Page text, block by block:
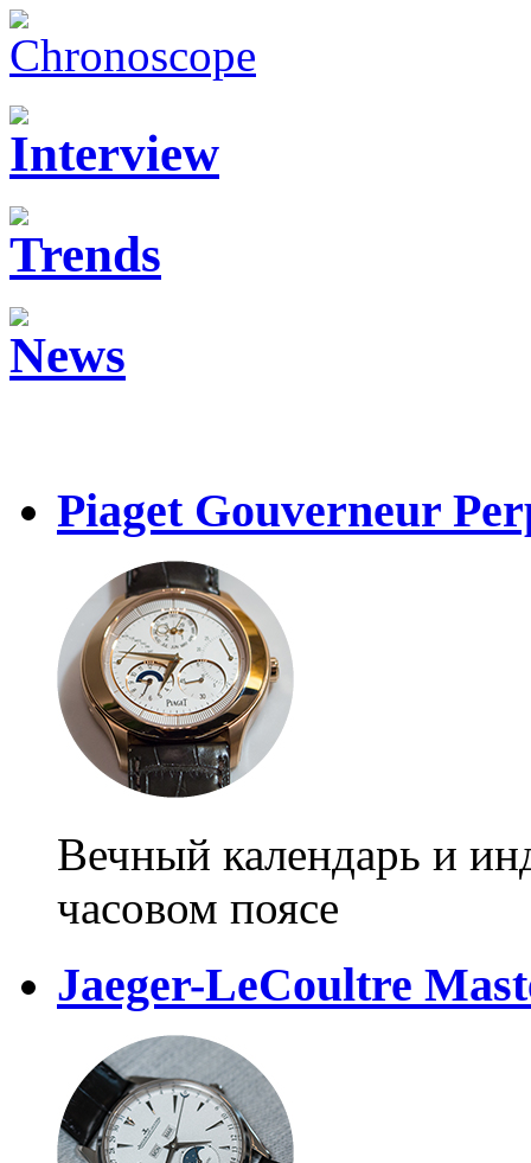
Piaget Gouverneur
Вечный календарь и
часовом поясе
Jaeger-LeCoultre